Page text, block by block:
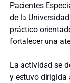
Pacientes
de la
práctico
fortalecer una
La actividad se
y estuvo dirigida